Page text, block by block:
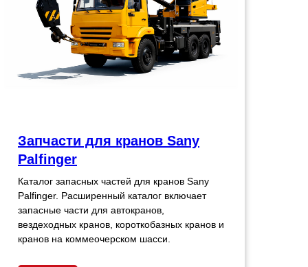
Запчасти для кранов Sany
Palfinger
Каталог запасных частей для кранов Sany
Palfinger. Расширенный каталог включает
запасные части для автокранов,
вездеходных кранов, короткобазных кранов и
кранов на коммеочерском шасси.